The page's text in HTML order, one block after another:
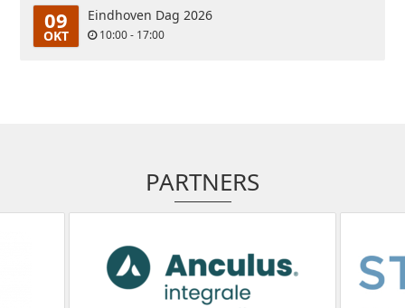
09
OKT
Eindhoven Dag 2026
10:00 - 17:00
PARTNERS